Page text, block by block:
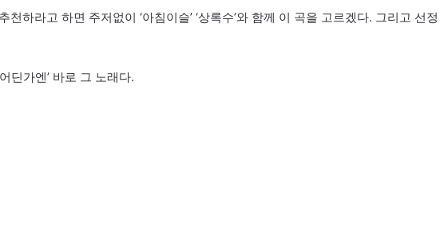
하라고 하면 주저없이 ‘아침이슬’ ‘상록수’와 함께 이 곡을 고르겠다. 그리고 선정
딘가엔’ 바로 그 노래다.